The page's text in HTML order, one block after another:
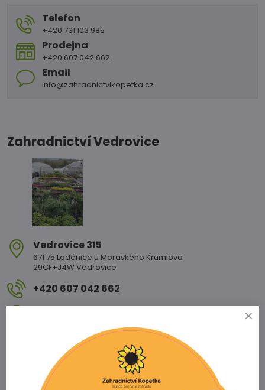
Telefon
+420 731 103 985
Prodejna
+420 607 042 662
Email
info@zahradnictvikopetka.cz
Zahradnictví Vedrovice
Vedrovice 315
671 75 Loděnice u Moravkého Krumlova
29CF+J4W Vedrovice
+420 607 042 662
SO : 08:00 - 11:30 13:00 - 16:30
NE : 08:00 - 11:30 14:00 - 16:00
Žádáme zákazníky aby za všech okolností
dodržovali dopravní předpisy §25